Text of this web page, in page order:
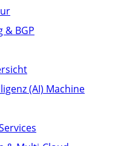
& BGP
(AI) Machine